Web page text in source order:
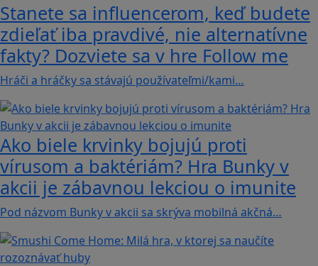
Stanete sa influencerom, keď budete
zdieľať iba pravdivé, nie alternatívne
fakty? Dozviete sa v hre Follow me
Hráči a hráčky sa stávajú používateľmi/kami…
Ako biele krvinky bojujú proti
vírusom a baktériám? Hra Bunky v
akcii je zábavnou lekciou o imunite
Pod názvom Bunky v akcii sa skrýva mobilná akčná…